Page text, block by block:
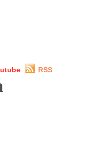
RSS